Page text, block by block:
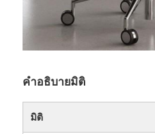
คำอธิบายมิติ
มิติ